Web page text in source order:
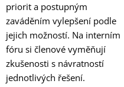
priorit a postupným
zaváděním vylepšení podle
jejich možností. Na interním
fóru si členové vyměňují
zkušenosti s návratností
jednotlivých řešení.